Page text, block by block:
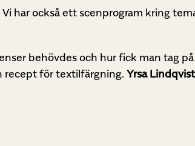
har också ett scenprogram kring
behövdes och hur fick man tag
recept för textilfärgning. Yrsa Lindqvist